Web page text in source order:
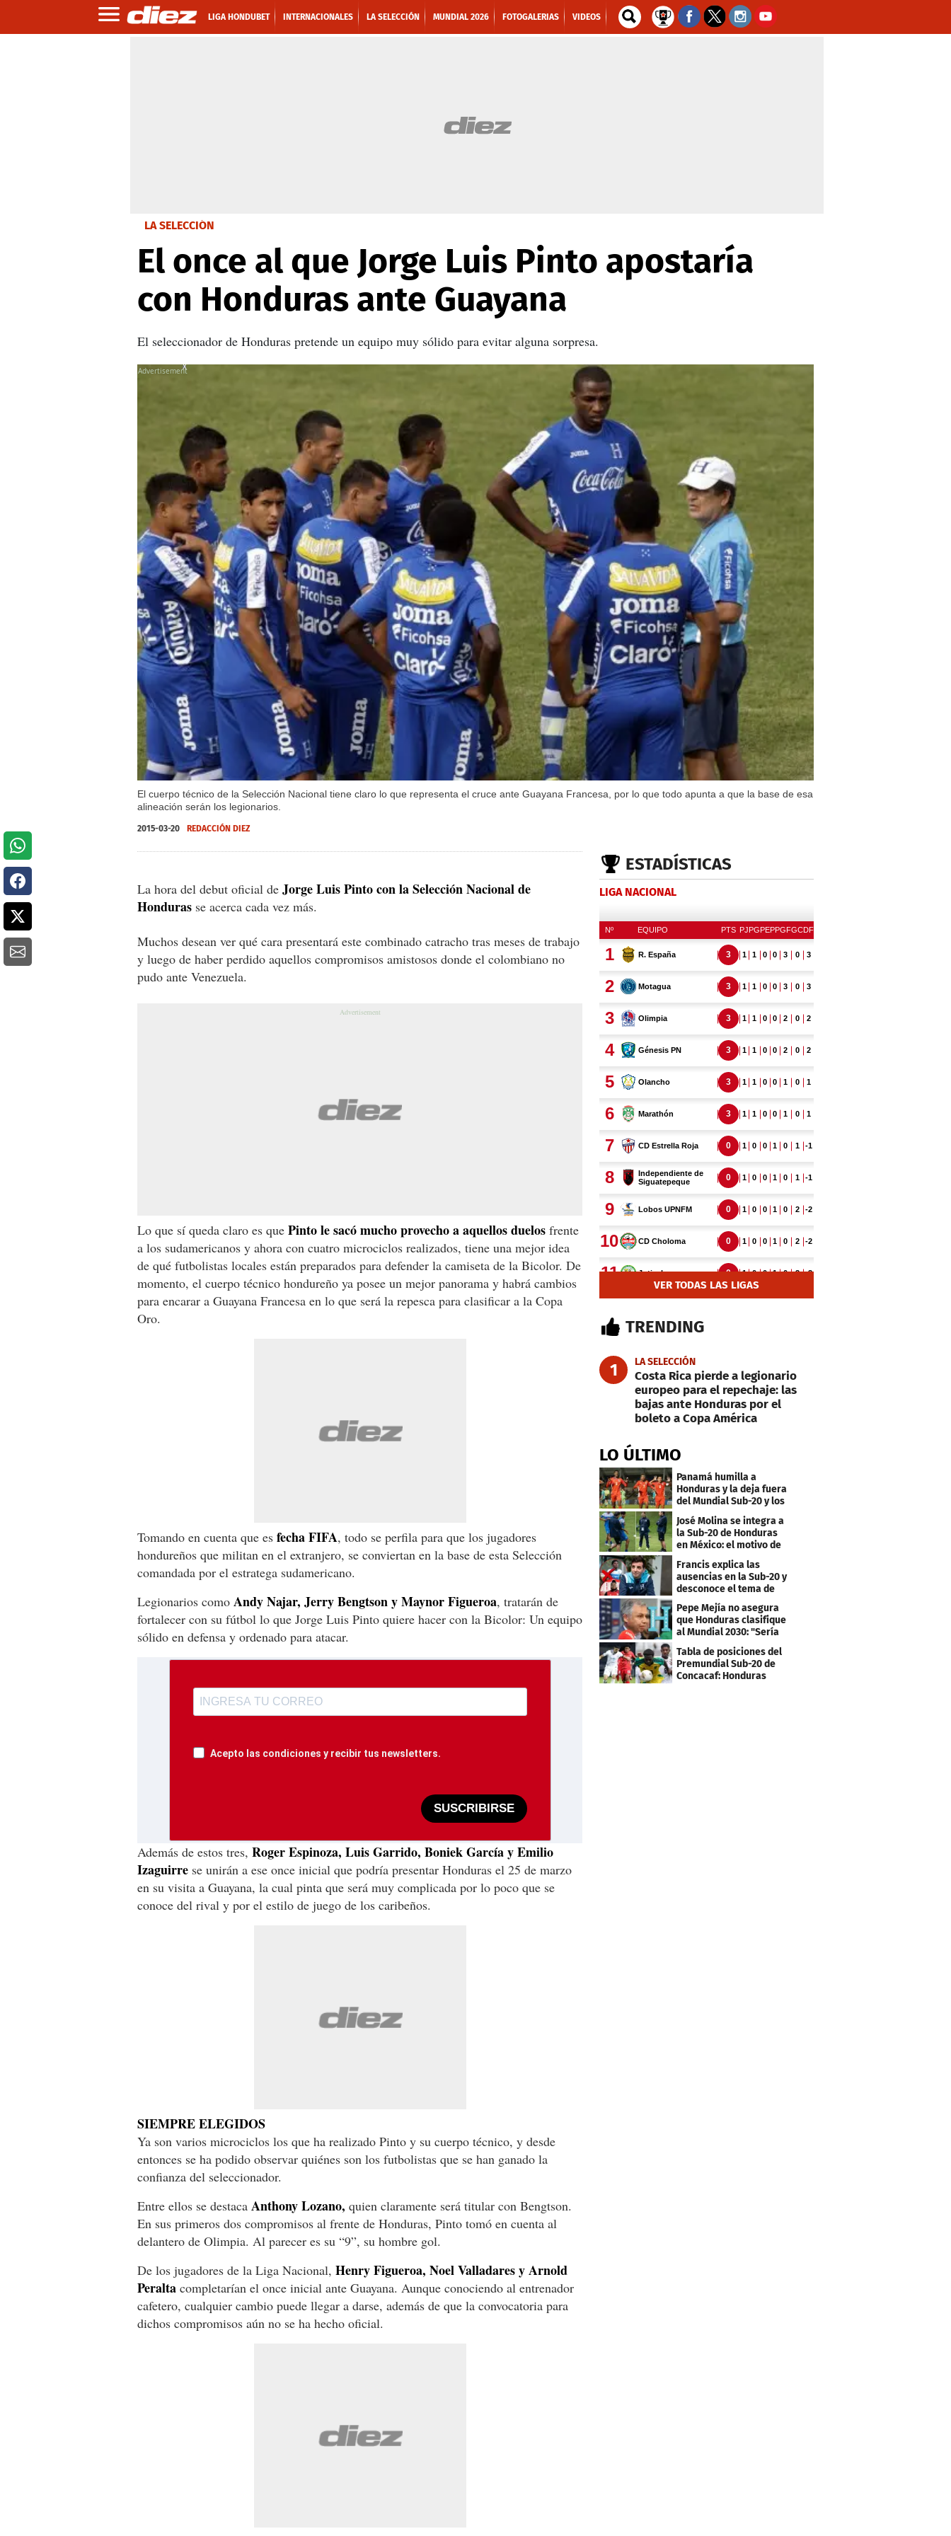
LIGA HONDUBET INTERNACIONALES LA SELECCIÓN MUNDIAL 2026 FOTOGALERIAS VIDEOS
LA SELECCIÓN
El once al que Jorge Luis Pinto apostaría
con Honduras ante Guayana
El seleccionador de Honduras pretende un equipo muy sólido para evitar alguna sorpresa.
El cuerpo técnico de la Selección Nacional tiene claro lo que representa el cruce ante Guayana Francesa, por lo que todo apunta a que la base de esa
alineación serán los legionarios.
X
2015-03-20 REDACCIÓN DIEZ
La hora del debut oficial de Jorge Luis Pinto con la Selección Nacional de
Honduras se acerca cada vez más.
Muchos desean ver qué cara presentará este combinado catracho tras meses de trabajo
y luego de haber perdido aquellos compromisos amistosos donde el colombiano no
pudo ante Venezuela.
Lo que sí queda claro es que Pinto le sacó mucho provecho a aquellos duelos frente
a los sudamericanos y ahora con cuatro microciclos realizados, tiene una mejor idea
de qué futbolistas locales están preparados para defender la camiseta de la Bicolor. De
momento, el cuerpo técnico hondureño ya posee un mejor panorama y habrá cambios
para encarar a Guayana Francesa en lo que será la repesca para clasificar a la Copa
Oro.
Tomando en cuenta que es fecha FIFA, todo se perfila para que los jugadores
hondureños que militan en el extranjero, se conviertan en la base de esta Selección
comandada por el estratega sudamericano.
Legionarios como Andy Najar, Jerry Bengtson y Maynor Figueroa, tratarán de
fortalecer con su fútbol lo que Jorge Luis Pinto quiere hacer con la Bicolor: Un equipo
sólido en defensa y ordenado para atacar.
Acepto las condiciones y recibir tus newsletters.
SUSCRIBIRSE
Además de estos tres, Roger Espinoza, Luis Garrido, Boniek García y Emilio
Izaguirre se unirán a ese once inicial que podría presentar Honduras el 25 de marzo
en su visita a Guayana, la cual pinta que será muy complicada por lo poco que se
conoce del rival y por el estilo de juego de los caribeños.
SIEMPRE ELEGIDOS
Ya son varios microciclos los que ha realizado Pinto y su cuerpo técnico, y desde
entonces se ha podido observar quiénes son los futbolistas que se han ganado la
confianza del seleccionador.
Entre ellos se destaca Anthony Lozano, quien claramente será titular con Bengtson.
En sus primeros dos compromisos al frente de Honduras, Pinto tomó en cuenta al
delantero de Olimpia. Al parecer es su “9”, su hombre gol.
De los jugadores de la Liga Nacional, Henry Figueroa, Noel Valladares y Arnold
Peralta completarían el once inicial ante Guayana. Aunque conociendo al entrenador
cafetero, cualquier cambio puede llegar a darse, además de que la convocatoria para
dichos compromisos aún no se ha hecho oficial.
ESTADÍSTICAS
LIGA NACIONAL
VER TODAS LAS LIGAS
TRENDING
1 LA SELECCIÓN
Costa Rica pierde a legionario
europeo para el repechaje: las
bajas ante Honduras por el
boleto a Copa América
LO ÚLTIMO
Panamá humilla a
Honduras y la deja fuera
del Mundial Sub-20 y los
Juegos Olímpicos
José Molina se integra a
la Sub-20 de Honduras
en México: el motivo de
su viaje
Francis explica las
ausencias en la Sub-20 y
desconoce el tema de
los tiktokers
Pepe Mejía no asegura
que Honduras clasifique
al Mundial 2030: "Sería
mentir"
Tabla de posiciones del
Premundial Sub-20 de
Concacaf: Honduras